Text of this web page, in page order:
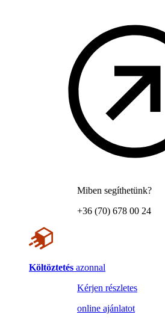
Miben segíthetünk?
+36 (70) 678 00 24
Költöztetés azonnal
Kérjen részletes
online ajánlatot